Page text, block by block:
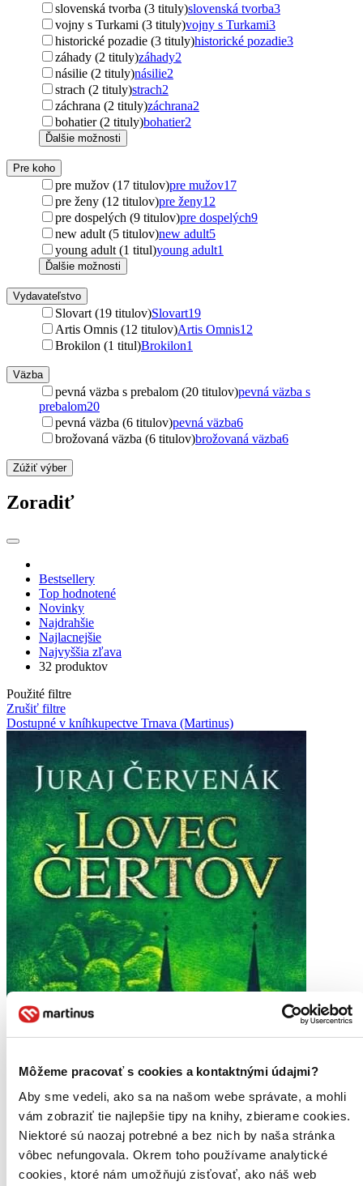
Môžeme pracovať s cookies a kontaktnými údajmi?
Aby sme vedeli, ako sa na našom webe správate, a mohli
vám zobraziť tie najlepšie tipy na knihy, zbierame cookies.
Niektoré sú naozaj potrebné a bez nich by naša stránka
vôbec nefungovala. Okrem toho používame analytické
cookies, ktoré nám umožňujú zisťovať, ako náš web
slovenská tvorba (3 tituly)slovenská tvorba3
vojny s Turkami (3 tituly)vojny s Turkami3
historické pozadie (3 tituly)historické pozadie3
záhady (2 tituly)záhady2
násilie (2 tituly)násilie2
strach (2 tituly)strach2
záchrana (2 tituly)záchrana2
bohatier (2 tituly)bohatier2
Ďalšie možnosti
Pre koho
pre mužov (17 titulov)pre mužov17
pre ženy (12 titulov)pre ženy12
pre dospelých (9 titulov)pre dospelých9
new adult (5 titulov)new adult5
young adult (1 titul)young adult1
Ďalšie možnosti
Vydavateľstvo
Slovart (19 titulov)Slovart19
Artis Omnis (12 titulov)Artis Omnis12
Brokilon (1 titul)Brokilon1
Väzba
pevná väzba s prebalom (20 titulov)pevná väzba s
prebalom20
pevná väzba (6 titulov)pevná väzba6
brožovaná väzba (6 titulov)brožovaná väzba6
Zúžiť výber
Zoradiť
Bestsellery
Top hodnotené
Novinky
Najdrahšie
Najlacnejšie
Najvyššia zľava
32 produktov
Použité filtre
Zrušiť filtre
Dostupné v kníhkupectve Trnava (Martinus)